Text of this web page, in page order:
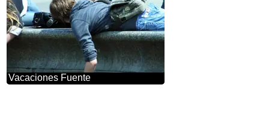
Vacaciones Fuente